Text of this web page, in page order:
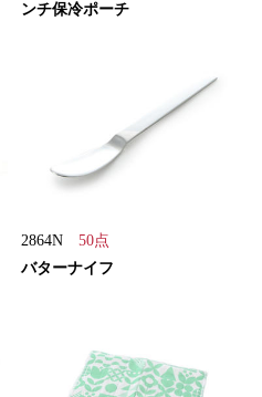
ンチ保冷ポーチ
2864N 50点
バターナイフ